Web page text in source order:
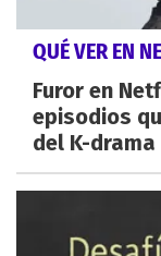
QUÉ VER EN
Furor en
episodios
del K-drama